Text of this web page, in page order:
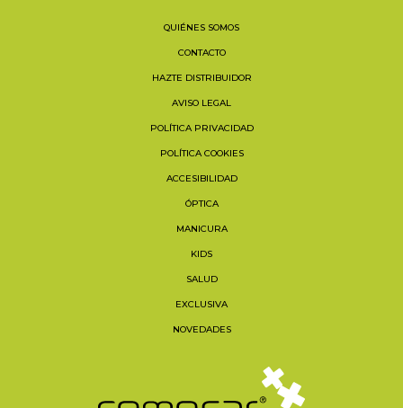
QUIÉNES SOMOS
CONTACTO
HAZTE DISTRIBUIDOR
AVISO LEGAL
POLÍTICA PRIVACIDAD
POLÍTICA COOKIES
ACCESIBILIDAD
ÓPTICA
MANICURA
KIDS
SALUD
EXCLUSIVA
NOVEDADES